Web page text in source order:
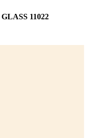
11022